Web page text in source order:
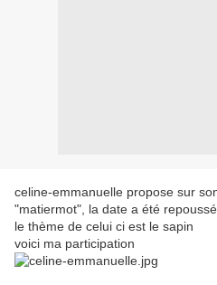
celine-emmanuelle propose sur
"matiermot", la date a été
le thème de celui ci est le sapin
voici ma participation